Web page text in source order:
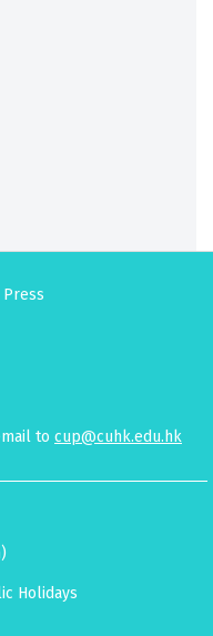
to cup@cuhk.edu.hk
Holidays